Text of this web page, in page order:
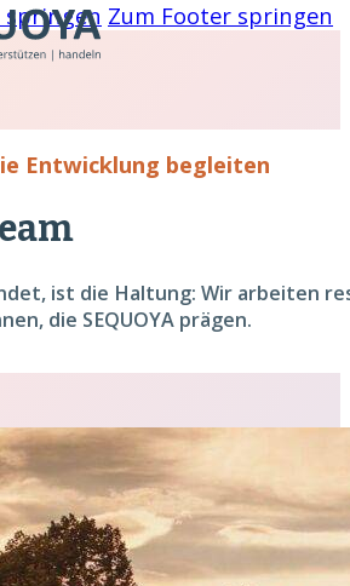
Zum Footer springen
Entwicklung begleiten
ist die Haltung: Wir arbeiten
die SEQUOYA prägen.